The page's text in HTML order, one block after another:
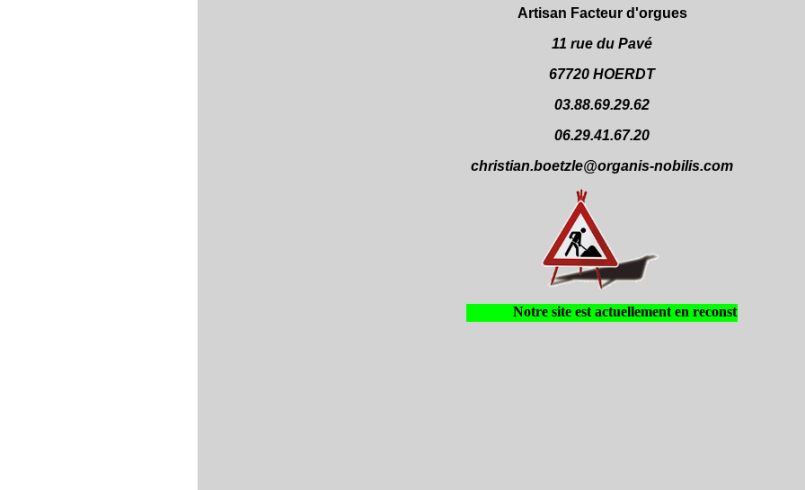
Artisan Facteur d'orgues
11 rue du Pavé
67720 HOERDT
03.88.69.29.62
06.29.41.67.20
christian.boetzle@organis-nobilis.com
Notre site est actuellement en reconstruction. A